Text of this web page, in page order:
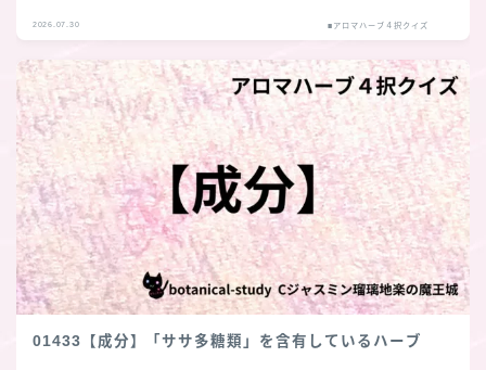
2026.07.30 ■アロマハーブ４択クイズ
01433【成分】「ササ多糖類」を含有しているハーブ